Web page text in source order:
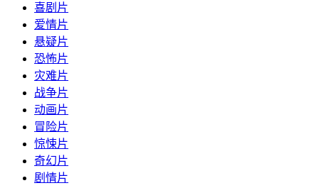
喜剧片
爱情片
悬疑片
恐怖片
灾难片
战争片
动画片
冒险片
惊悚片
奇幻片
剧情片